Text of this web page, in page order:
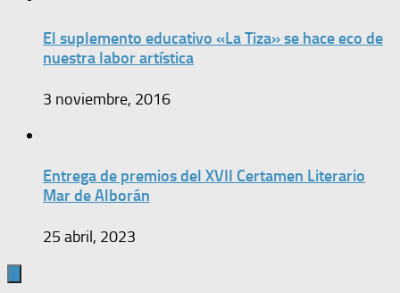
El suplemento educativo «La Tiza» se hace eco de
nuestra labor artística
3 noviembre, 2016
Entrega de premios del XVII Certamen Literario
Mar de Alborán
25 abril, 2023